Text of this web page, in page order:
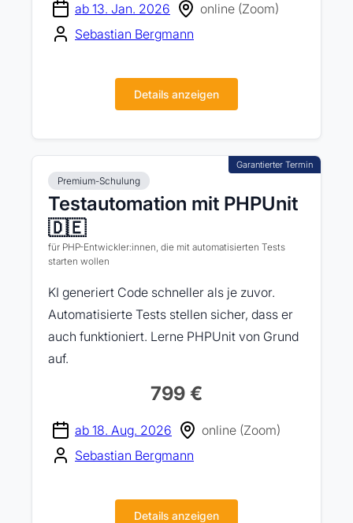
ab 13. Jan. 2026
online (Zoom)
Sebastian Bergmann
Details anzeigen
Premium-Schulung
Testautomation mit PHPUnit
🇩🇪
für PHP-Entwickler:innen, die mit automatisierten Tests
starten wollen
KI generiert Code schneller als je zuvor.
Automatisierte Tests stellen sicher, dass er
auch funktioniert. Lerne PHPUnit von Grund
auf.
799 €
ab 18. Aug. 2026
online (Zoom)
Sebastian Bergmann
Details anzeigen